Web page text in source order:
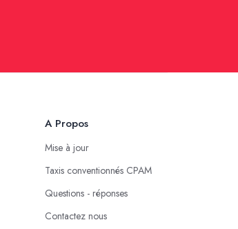
A Propos
Mise à jour
Taxis conventionnés CPAM
Questions - réponses
Contactez nous